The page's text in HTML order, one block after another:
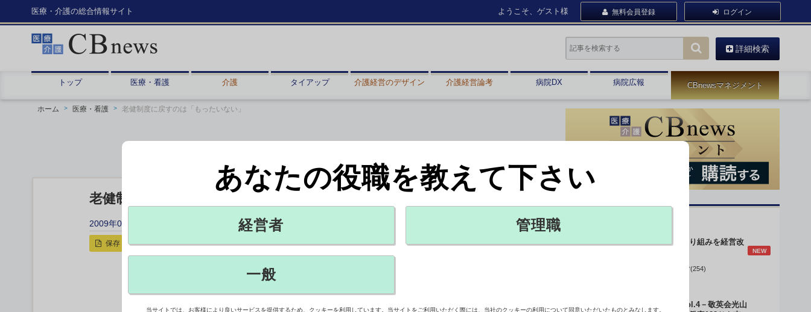
医療・介護の総合情報サイト ようこそ、ゲスト様 無料会員登録 ログイン
詳細検索
トップ 医療・看護 介護 タイアップ 介護経営のデザイン 介護経営論考 病院DX 病院広報 CBnewsマネジメント
ホーム 医療・看護 老健制度に戻すのは「もったいない」
老健制度に戻すのは「もったいない」
2009年02月25日 20:41
保存 印刷用
身体的拘束最小化の取り組みを経営改
NEW
データで読み解く病院経営(254)
介護経営のデザインVol.4－敬英会光山
あなたの役職を教えて下さい
経営者 管理職
一般
当サイトでは、お客様により良いサービスを提供するため、クッキーを利用しています。当サイトをご利用いただく際には、当社のクッキーの利用について同意いただいたものとみなします。